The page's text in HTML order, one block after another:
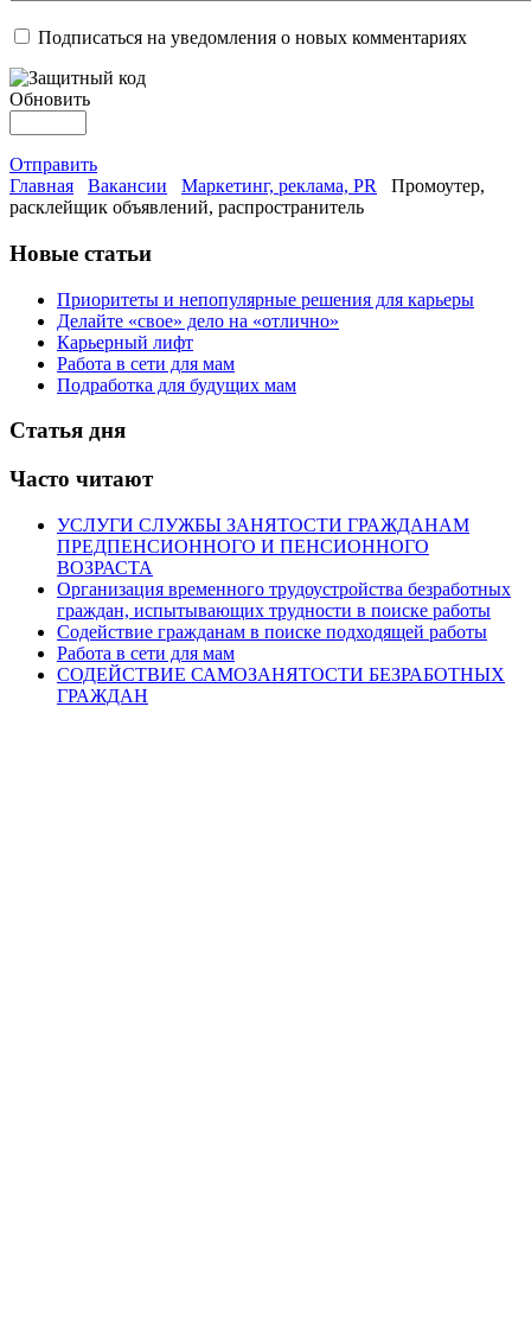
Подписаться на уведомления о новых комментариях
Обновить
Отправить
Главная
Вакансии Маркетинг, реклама, PR
Промоутер,
расклейщик объявлений, распространитель
Новые статьи
Приоритеты и непопулярные решения для карьеры
Делайте «свое» дело на «отлично»
Карьерный лифт
Работа в сети для мам
Подработка для будущих мам
Статья дня
Часто читают
УСЛУГИ СЛУЖБЫ ЗАНЯТОСТИ ГРАЖДАНАМ
ПРЕДПЕНСИОННОГО И ПЕНСИОННОГО
ВОЗРАСТА
Организация временного трудоустройства безработных
граждан, испытывающих трудности в поиске работы
Содействие гражданам в поиске подходящей работы
Работа в сети для мам
СОДЕЙСТВИЕ САМОЗАНЯТОСТИ БЕЗРАБОТНЫХ
ГРАЖДАН